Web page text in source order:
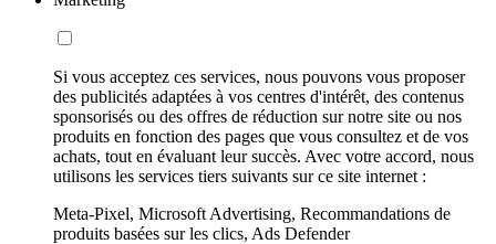
Si vous acceptez ces services, nous pouvons vous proposer
des publicités adaptées à vos centres d'intérêt, des contenus
sponsorisés ou des offres de réduction sur notre site ou nos
produits en fonction des pages que vous consultez et de vos
achats, tout en évaluant leur succès. Avec votre accord, nous
utilisons les services tiers suivants sur ce site internet :
Meta-Pixel, Microsoft Advertising, Recommandations de
produits basées sur les clics, Ads Defender